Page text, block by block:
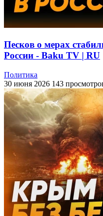
Песков о мерах
России - Baku TV | RU
Политика
30 июня 2026 143